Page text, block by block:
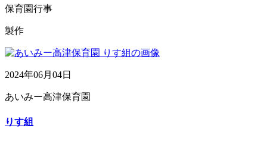
保育園行事
製作
2024年06月04日
あいみー高津保育園
りす組